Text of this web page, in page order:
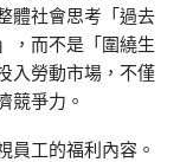
體社會思考「過去
，而不是「圍繞生
入勞動市場，不僅
競爭力。
員工的福利內容。